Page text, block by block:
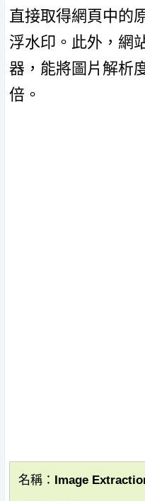
直接取得網頁中的
浮水印。此外，網
器，能將圖片解析
倍。
名稱：Image